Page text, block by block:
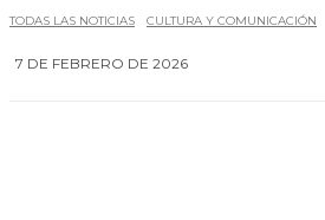
TODAS LAS NOTICIAS CULTURA Y COMUNICACIÓN
7 DE FEBRERO DE 2026